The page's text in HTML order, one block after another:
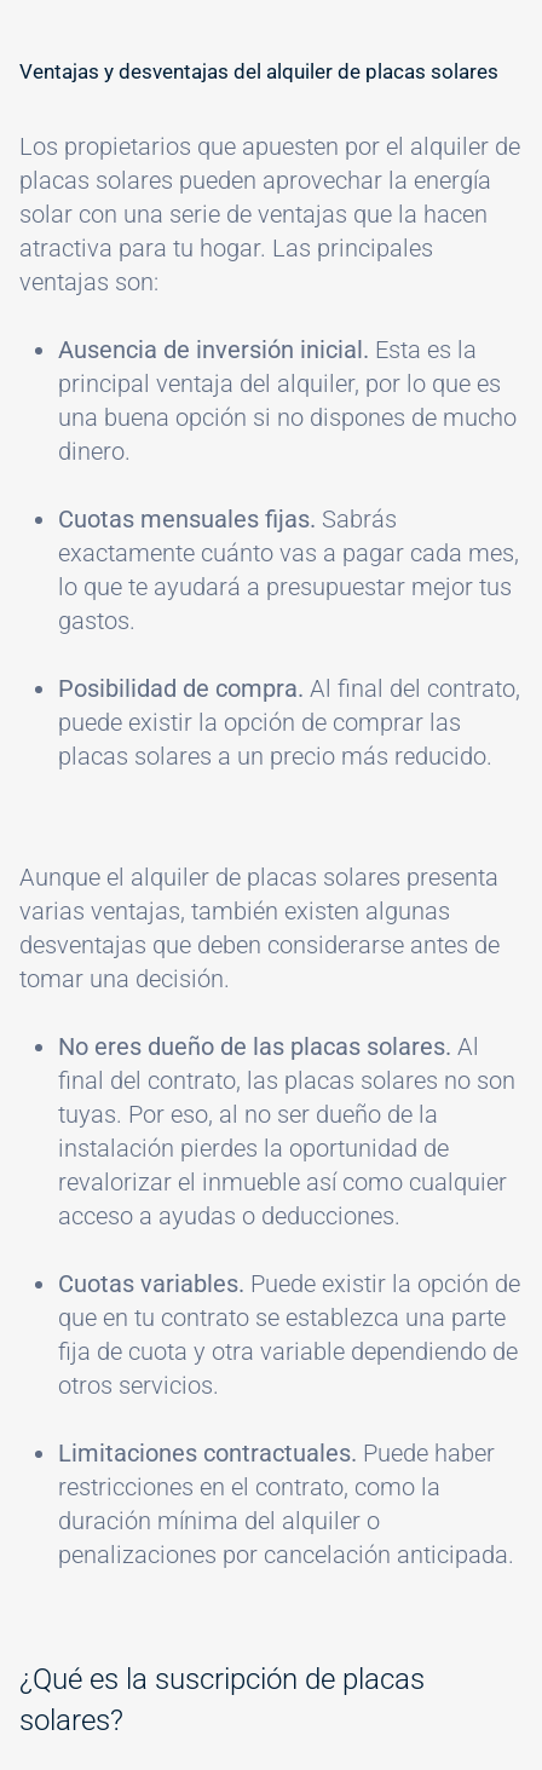
Ventajas y desventajas del alquiler de placas solares
Los propietarios que apuesten por el alquiler de
placas solares pueden aprovechar la energía
solar con una serie de ventajas que la hacen
atractiva para tu hogar. Las principales
ventajas son:
Ausencia de inversión inicial. Esta es la
principal ventaja del alquiler, por lo que es
una buena opción si no dispones de mucho
dinero.
Cuotas mensuales fijas. Sabrás
exactamente cuánto vas a pagar cada mes,
lo que te ayudará a presupuestar mejor tus
gastos.
Posibilidad de compra. Al final del contrato,
puede existir la opción de comprar las
placas solares a un precio más reducido.
Aunque el alquiler de placas solares presenta
varias ventajas, también existen algunas
desventajas que deben considerarse antes de
tomar una decisión.
No eres dueño de las placas solares. Al
final del contrato, las placas solares no son
tuyas. Por eso, al no ser dueño de la
instalación pierdes la oportunidad de
revalorizar el inmueble así como cualquier
acceso a ayudas o deducciones.
Cuotas variables. Puede existir la opción de
que en tu contrato se establezca una parte
fija de cuota y otra variable dependiendo de
otros servicios.
Limitaciones contractuales. Puede haber
restricciones en el contrato, como la
duración mínima del alquiler o
penalizaciones por cancelación anticipada.
¿Qué es la suscripción de placas
solares?